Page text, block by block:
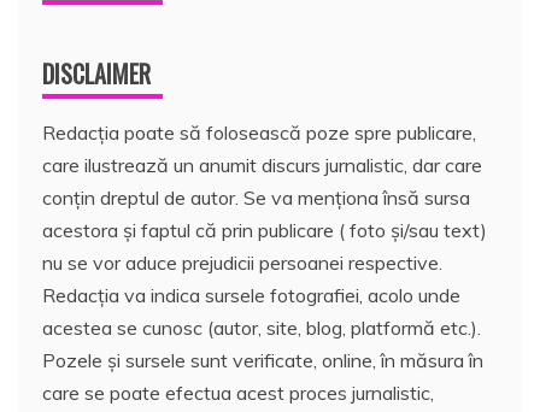
DISCLAIMER
Redacția poate să folosească poze spre publicare,
care ilustrează un anumit discurs jurnalistic, dar care
conțin dreptul de autor. Se va menționa însă sursa
acestora și faptul că prin publicare ( foto și/sau text)
nu se vor aduce prejudicii persoanei respective.
Redacția va indica sursele fotografiei, acolo unde
acestea se cunosc (autor, site, blog, platformă etc.).
Pozele și sursele sunt verificate, online, în măsura în
care se poate efectua acest proces jurnalistic,